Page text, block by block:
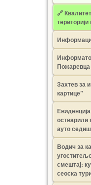
🔗
Пожаревца
Захтев за
картице”
остварили
ауто
Водич за
смештај:
сеоска